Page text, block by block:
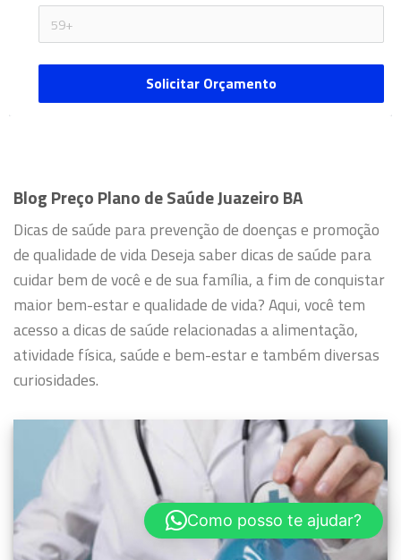
Solicitar Orçamento
Blog Preço Plano de Saúde Juazeiro BA
Dicas de saúde para prevenção de doenças e promoção
de qualidade de vidaDeseja saber dicas de saúde para
cuidar bem de você e de sua família, a fim de conquistar
maior bem-estar e qualidade de vida?Aqui, você tem
acesso a dicas de saúde relacionadas a alimentação,
atividade física, saúde e bem-estar e também diversas
curiosidades.
Como posso te ajudar?